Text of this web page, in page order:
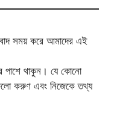
সময় করে আমাদের এই
পাশে থাকুন। যে কোনো
করুণ এবং নিজেকে তথ্য